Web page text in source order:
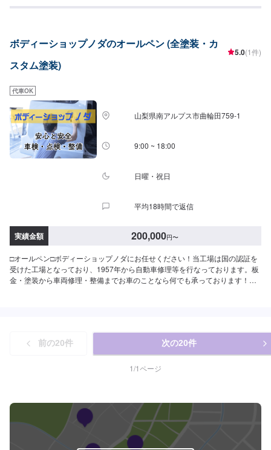
業も得意としておりますので、ご予約をお待ちしております。カスタム(合法
気自動車に関する作業も得意としておりますので、弊社にお任せください。
ボディーショップノダのオールペン (全塗装・カ
スタム塗装)
5.0(1件)
代車OK
山梨県南アルプス市曲輪田759-1
9:00 ~ 18:00
日曜・祝日
平均18時間で返信
実績金額 200,000円〜
□オールペン□ボディーショップノダにお任せください！当工場は国の認証を
受けた工場となっており、1957年から自動車修理等を行なっております。板
金・塗装から車両修理・整備までお車のことなら何でも承っております！お
前の20件 次の20件
1/1ページ